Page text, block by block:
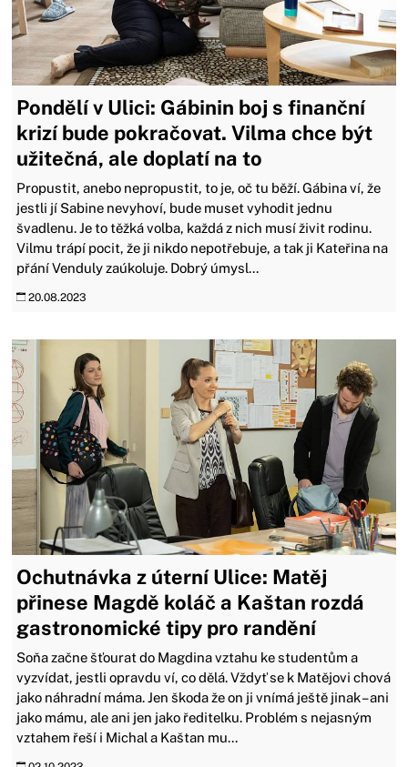
Pondělí v Ulici: Gábinin boj s finanční
krizí bude pokračovat. Vilma chce být
užitečná, ale doplatí na to
Propustit, anebo nepropustit, to je, oč tu běží. Gábina ví, že
jestli jí Sabine nevyhoví, bude muset vyhodit jednu
švadlenu. Je to těžká volba, každá z nich musí živit rodinu.
Vilmu trápí pocit, že ji nikdo nepotřebuje, a tak ji Kateřina na
přání Venduly zaúkoluje. Dobrý úmysl...
20.08.2023
Ochutnávka z úterní Ulice: Matěj
přinese Magdě koláč a Kaštan rozdá
gastronomické tipy pro randění
Soňa začne šťourat do Magdina vztahu ke studentům a
vyzvídat, jestli opravdu ví, co dělá. Vždyť se k Matějovi chová
jako náhradní máma. Jen škoda že on ji vnímá ještě jinak – ani
jako mámu, ale ani jen jako ředitelku. Problém s nejasným
vztahem řeší i Michal a Kaštan mu...